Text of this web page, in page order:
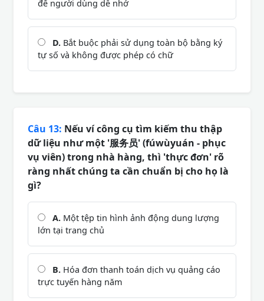
để người dùng dễ nhớ
D. Bắt buộc phải sử dụng toàn bộ bằng ký
tự số và không được phép có chữ
Câu 13: Nếu ví công cụ tìm kiếm thu thập
dữ liệu như một '服务员' (fúwùyuán - phục
vụ viên) trong nhà hàng, thì 'thực đơn' rõ
ràng nhất chúng ta cần chuẩn bị cho họ là
gì?
A. Một tệp tin hình ảnh động dung lượng
lớn tại trang chủ
B. Hóa đơn thanh toán dịch vụ quảng cáo
trực tuyến hàng năm